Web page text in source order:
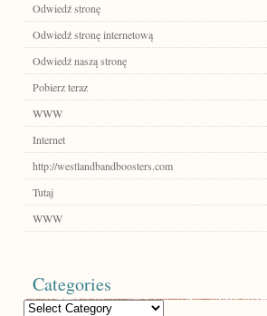
Odwiedź stronę
Odwiedź stronę internetową
Odwiedź naszą stronę
Pobierz teraz
WWW
Internet
http://westlandbandboosters.com
Tutaj
WWW
Categories
Categories